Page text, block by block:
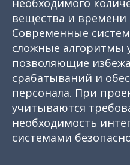
вещества и времени
Современные
сложные алгоритмы
позволяющие
срабатываний и
персонала. При
учитываются
необходимость
системами